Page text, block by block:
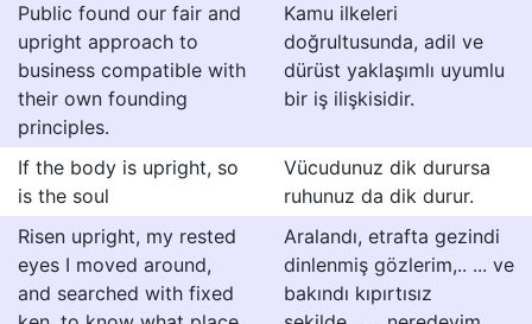
Public found our fair and
upright approach to
business compatible with
their own founding
principles.
Kamu ilkeleri
doğrultusunda, adil ve
dürüst yaklaşımlı uyumlu
bir iş ilişkisidir.
If the body is upright, so
is the soul
Vücudunuz dik durursa
ruhunuz da dik durur.
Risen upright, my rested
eyes I moved around,
and searched with fixed
Aralandı, etrafta gezindi
dinlenmiş gözlerim,.. ... ve
bakındı kıpırtısız